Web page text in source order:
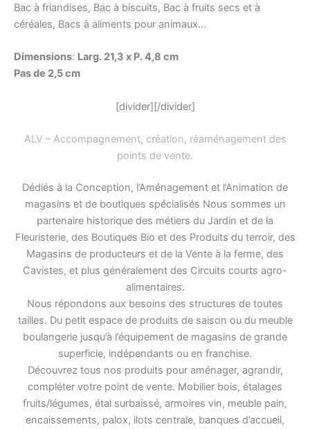
Bac à friandises, Bac à biscuits, Bac à fruits secs et à
céréales, Bacs à aliments pour animaux…
Dimensions: Larg. 21,3 x P. 4,8 cm
Pas de 2,5 cm
[divider][/divider]
ALV – Accompagnement, création, réaménagement des
points de vente.
Dédiés à la Conception, l’Aménagement et l’Animation de
magasins et de boutiques spécialisés Nous sommes un
partenaire historique des métiers du Jardin et de la
Fleuristerie, des Boutiques Bio et des Produits du terroir, des
Magasins de producteurs et de la Vente à la ferme, des
Cavistes, et plus généralement des Circuits courts agro-
alimentaires.
Nous répondons aux besoins des structures de toutes
tailles. Du petit espace de produits de saison ou du meuble
boulangerie jusqu’à l’équipement de magasins de grande
superficie, indépendants ou en franchise.
Découvrez tous nos produits pour aménager, agrandir,
compléter votre point de vente. Mobilier bois, étalages
fruits/légumes, étal surbaissé, armoires vin, meuble pain,
encaissements, palox, ilots centrale, banques d’accueil,